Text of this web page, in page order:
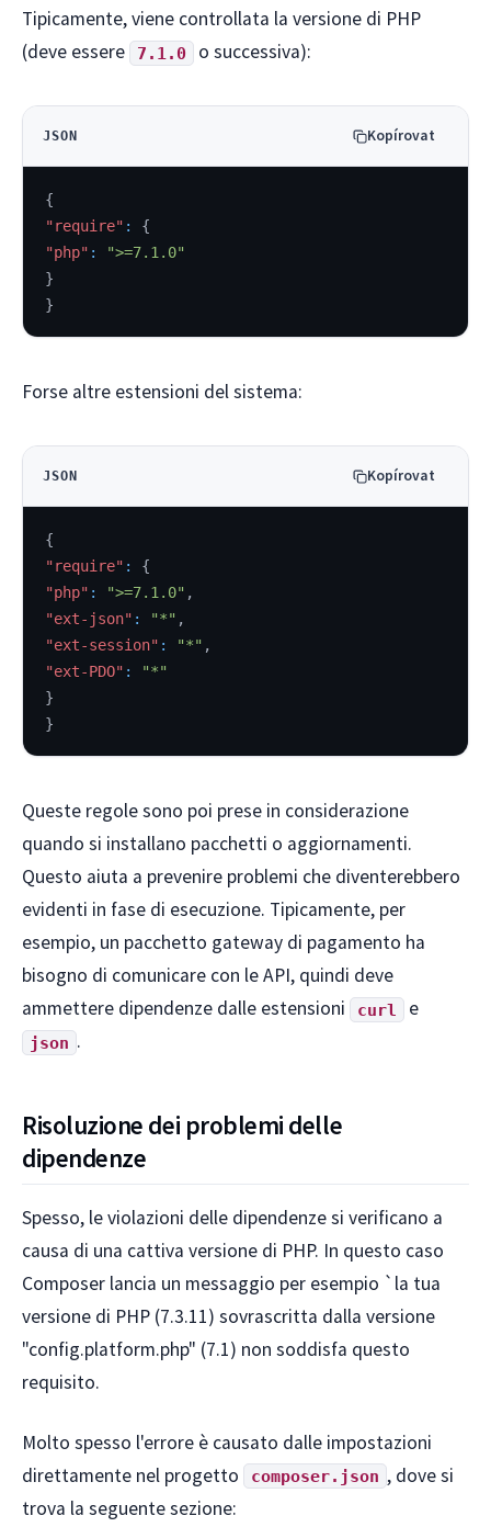
Tipicamente, viene controllata la versione di PHP
(deve essere
7.1.0 o successiva):
JSON Kopírovat
{
"require" :
{
"php" :
">=7.1.0"
}
}
Forse altre estensioni del sistema:
JSON Kopírovat
{
"require" :
{
"php" : ">=7.1.0" ,
"ext-json" : "*" ,
"ext-session" : "*" ,
"ext-PDO" :
"*"
}
}
Queste regole sono poi prese in considerazione
quando si installano pacchetti o aggiornamenti.
Questo aiuta a prevenire problemi che diventerebbero
evidenti in fase di esecuzione. Tipicamente, per
esempio, un pacchetto gateway di pagamento ha
bisogno di comunicare con le API, quindi deve
ammettere dipendenze dalle estensioni
curl e
json .
Risoluzione dei problemi delle
dipendenze
Spesso, le violazioni delle dipendenze si verificano a
causa di una cattiva versione di PHP. In questo caso
Composer lancia un messaggio per esempio `la tua
versione di PHP (7.3.11) sovrascritta dalla versione
"config.platform.php" (7.1) non soddisfa questo
requisito.
Molto spesso l'errore è causato dalle impostazioni
direttamente nel progetto
composer.json , dove si
trova la seguente sezione: